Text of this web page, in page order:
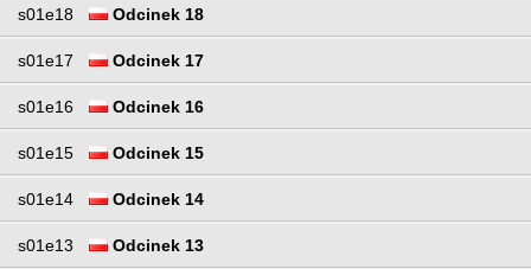
s01e18 Odcinek 18
s01e17 Odcinek 17
s01e16 Odcinek 16
s01e15 Odcinek 15
s01e14 Odcinek 14
s01e13 Odcinek 13